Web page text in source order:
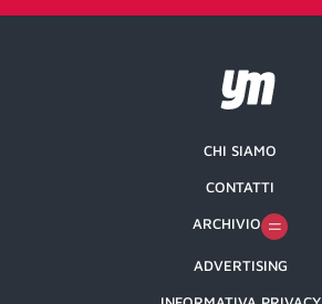
CHI SIAMO
CONTATTI
ARCHIVIO
ADVERTISING